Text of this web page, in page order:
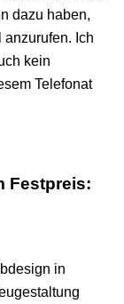
dazu haben,
Ich
kein
Telefonat
Festpreis:
in